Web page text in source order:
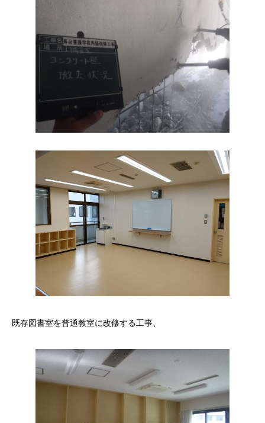
既存図書室を普通教室に改修する工事、